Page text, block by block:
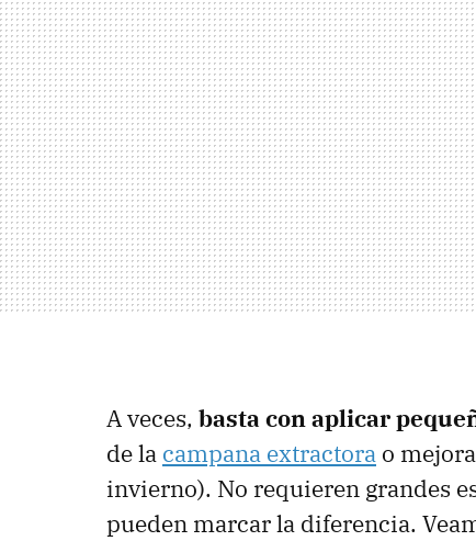
A veces, basta con aplicar
de la campana extractora o
invierno). No requieren grandes
pueden marcar la diferencia.